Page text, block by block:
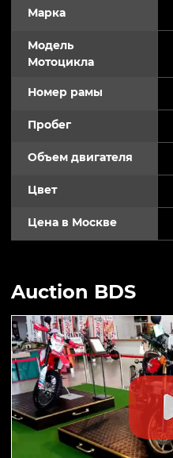
Марка
Модель
Мотоцикла
Номер рамы
Пробег
Объем двигателя
Цвет
Цена в Москве
Auction BDS